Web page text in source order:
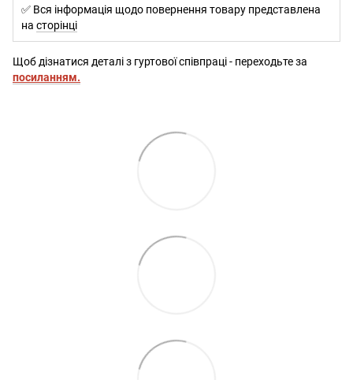
✅ Вся інформація щодо повернення товару представлена
на сторінці
Щоб дізнатися деталі з гуртової співпраці - переходьте за
посиланням.